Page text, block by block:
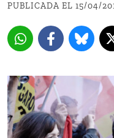
PUBLICADA EL 15/04/